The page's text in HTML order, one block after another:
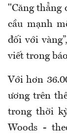
"Căng thẳng
cầu mạnh
đối với
viết trong
Với hơn
ương trên
trong thời
Woods -